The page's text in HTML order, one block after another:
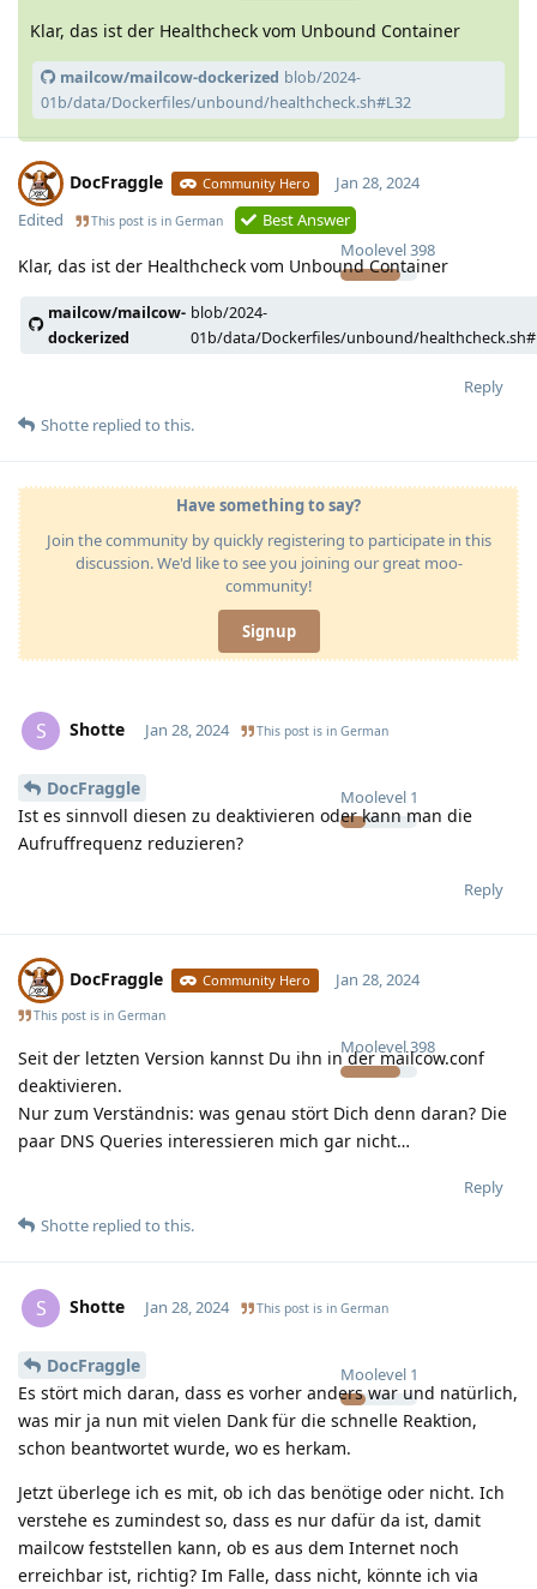
Klar, das ist der Healthcheck vom Unbound Container
mailcow/mailcow-dockerized blob/2024-
01b/data/Dockerfiles/unbound/healthcheck.sh#L32
DocFraggle Community Hero
Moolevel398
Jan 28, 2024
Edited
This post is in German Best Answer
Klar, das ist der Healthcheck vom Unbound Container
mailcow/mailcow-
dockerized
blob/2024-
01b/data/Dockerfiles/unbound/
Reply
Shotte replied to this.
Have something to say?
Join the community by quickly registering to participate in this
discussion. We'd like to see you joining our great moo-
community!
Signup
S Shotte
Moolevel 1
Jan 28, 2024 This post is in German
DocFraggle
Ist es sinnvoll diesen zu deaktivieren oder kann man die
Aufruffrequenz reduzieren?
Reply
DocFraggle Community Hero
Moolevel398
Jan 28, 2024
This post is in German
Seit der letzten Version kannst Du ihn in der mailcow.conf
deaktivieren.
Nur zum Verständnis: was genau stört Dich denn daran? Die
paar DNS Queries interessieren mich gar nicht…
Reply
Shotte replied to this.
S Shotte
Moolevel 1
Jan 28, 2024 This post is in German
DocFraggle
Es stört mich daran, dass es vorher anders war und natürlich,
was mir ja nun mit vielen Dank für die schnelle Reaktion,
schon beantwortet wurde, wo es herkam.
Jetzt überlege ich es mit, ob ich das benötige oder nicht. Ich
verstehe es zumindest so, dass es nur dafür da ist, damit
mailcow feststellen kann, ob es aus dem Internet noch
erreichbar ist, richtig? Im Falle, dass nicht, könnte ich via